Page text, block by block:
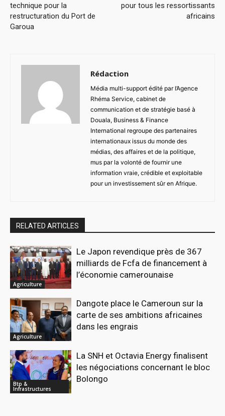
technique pour la
restructuration du Port de
Garoua
pour tous les ressortissants
africains
Rédaction
Média multi-support édité par l’Agence
Rhéma Service, cabinet de
communication et de stratégie basé à
Douala, Business & Finance
International regroupe des partenaires
internationaux issus du monde des
médias, des affaires et de la politique,
mus par la volonté de fournir une
information vraie, crédible et exploitable
pour un investissement sûr en Afrique.
RELATED ARTICLES
Agriculture
Le Japon revendique près de 367
milliards de Fcfa de financement à
l’économie camerounaise
Agriculture
Dangote place le Cameroun sur la
carte de ses ambitions africaines
dans les engrais
Btp &
Infrastructures
La SNH et Octavia Energy finalisent
les négociations concernant le bloc
Bolongo